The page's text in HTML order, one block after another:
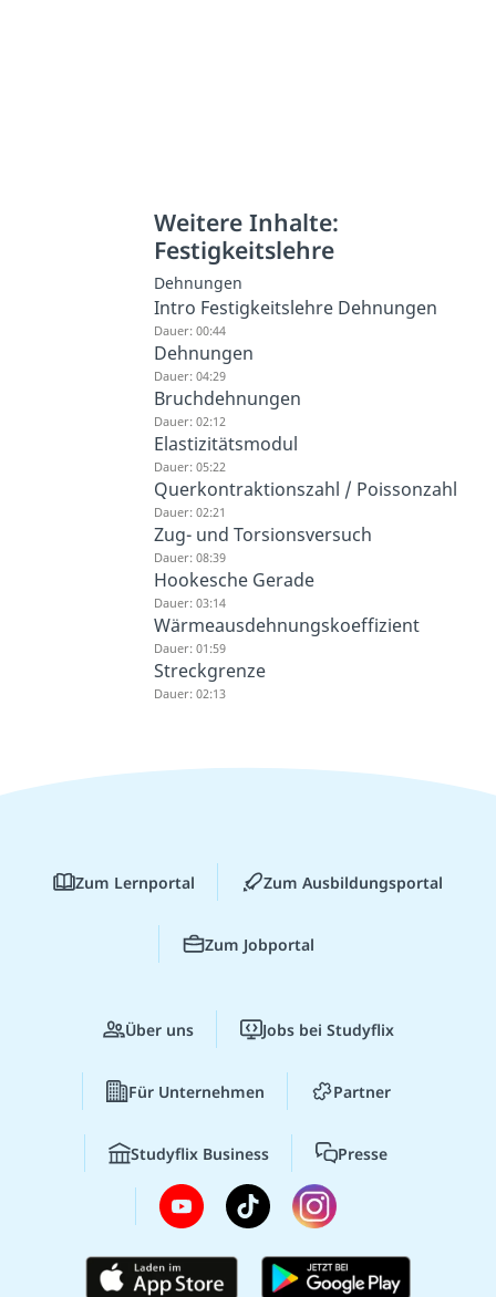
Weitere Inhalte:
Festigkeitslehre
Dehnungen
Intro Festigkeitslehre Dehnungen
Dauer: 00:44
Dehnungen
Dauer: 04:29
Bruchdehnungen
Dauer: 02:12
Elastizitätsmodul
Dauer: 05:22
Querkontraktionszahl / Poissonzahl
Dauer: 02:21
Zug- und Torsionsversuch
Dauer: 08:39
Hookesche Gerade
Dauer: 03:14
Wärmeausdehnungskoeffizient
Dauer: 01:59
Streckgrenze
Dauer: 02:13
Zum Lernportal Zum Ausbildungsportal
Zum Jobportal
Über uns Jobs bei Studyflix
Für Unternehmen Partner
Studyflix Business Presse